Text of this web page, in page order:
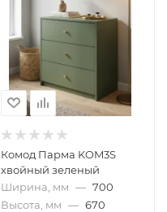
Комод Парма KOM3S
хвойный зеленый
Ширина, мм — 700
Высота, мм — 670